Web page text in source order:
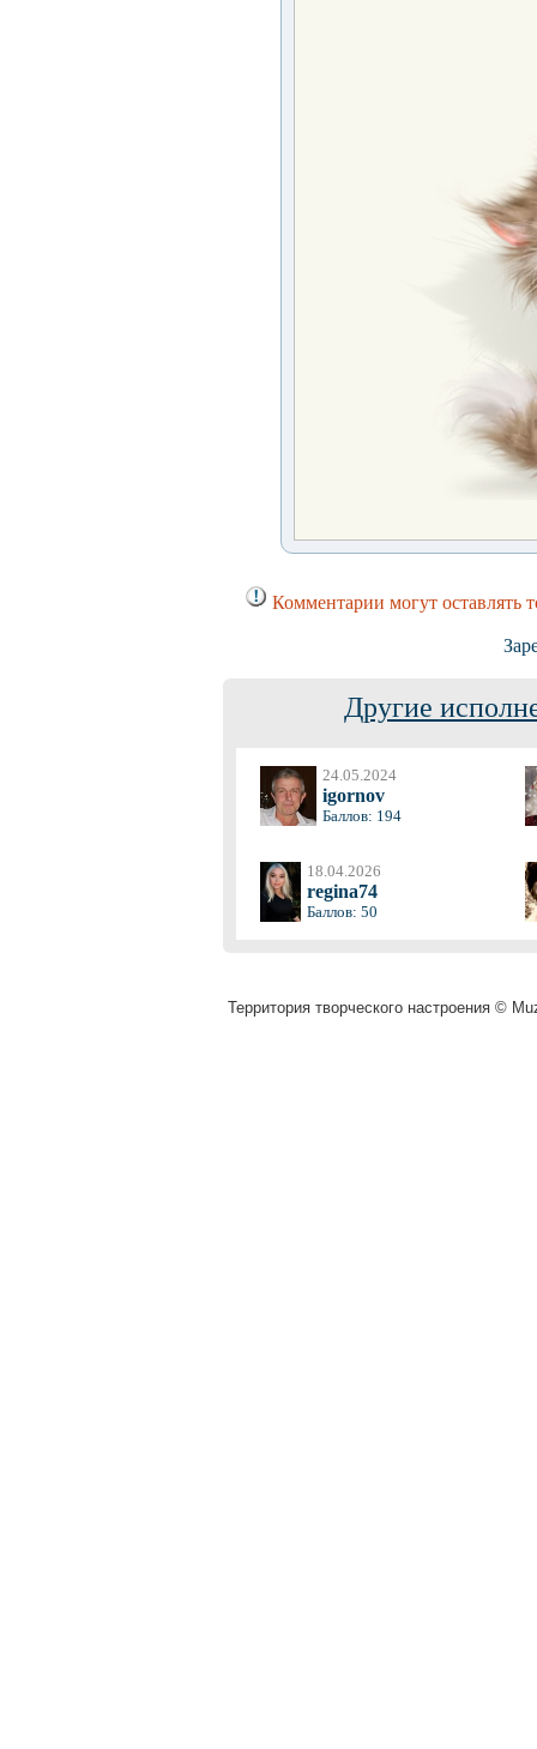
Комментарии могут оставлять
Другие
24.05.2024
igornov
Баллов: 194
18.04.2026
regina74
Баллов: 50
Территория творческого настроения ©